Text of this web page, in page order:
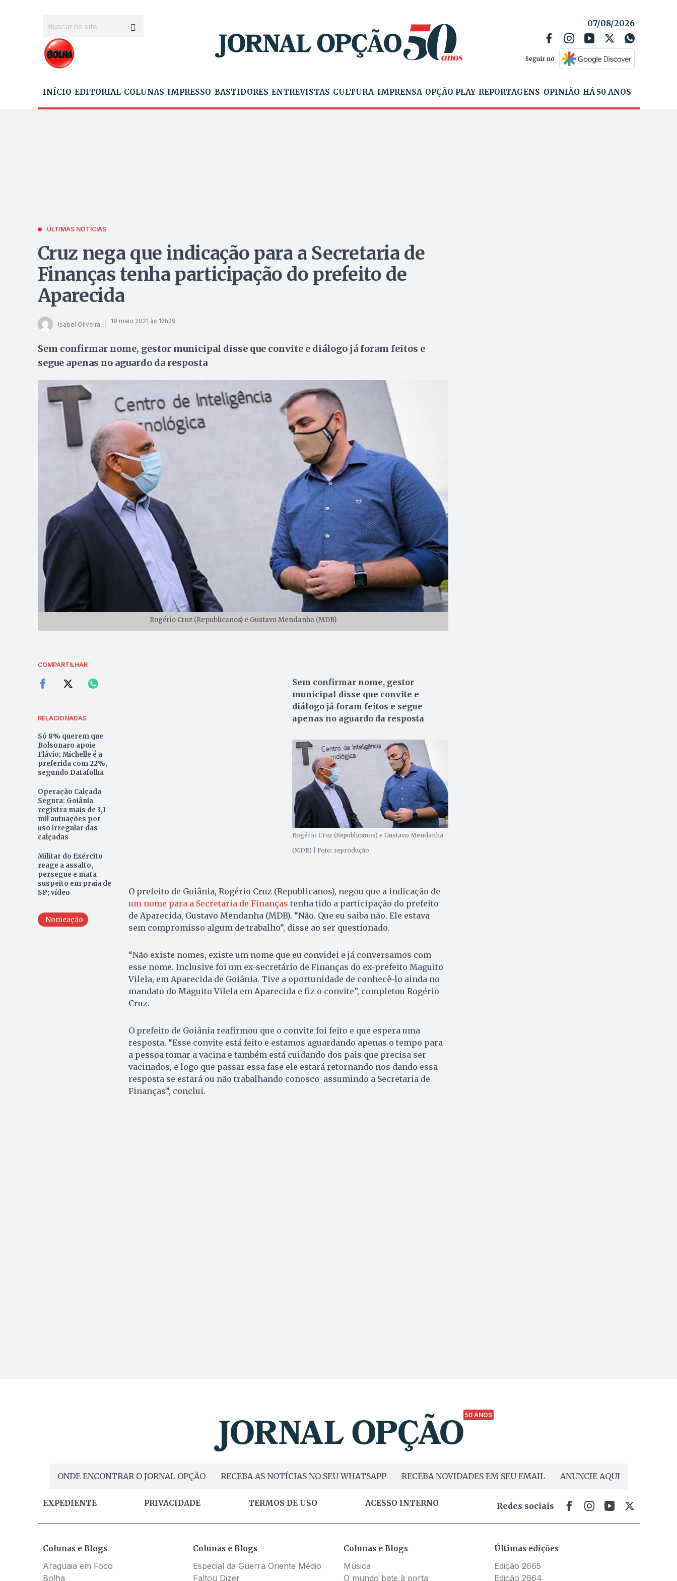
07/08/2026
Seguir no
INÍCIO EDITORIAL COLUNAS IMPRESSO BASTIDORES ENTREVISTAS CULTURA IMPRENSA OPÇÃO PLAY REPORTAGENS OPINIÃO HÁ 50 ANOS
ÚLTIMAS NOTÍCIAS
Cruz nega que indicação para a Secretaria de
Finanças tenha participação do prefeito de
Aparecida
Isabel Oliveira 19 maio 2021 às 12h29
Sem confirmar nome, gestor municipal disse que convite e diálogo já foram feitos e
segue apenas no aguardo da resposta
Rogério Cruz (Republicanos) e Gustavo Mendanha (MDB)
COMPARTILHAR
RELACIONADAS
Só 8% querem que
Bolsonaro apoie
Flávio; Michelle é a
preferida com 22%,
segundo Datafolha
Operação Calçada
Segura: Goiânia
registra mais de 3,1
mil autuações por
uso irregular das
calçadas
Militar do Exército
reage a assalto,
persegue e mata
suspeito em praia de
SP; vídeo
Nomeação
Sem confirmar nome, gestor
municipal disse que convite e
diálogo já foram feitos e segue
apenas no aguardo da resposta
Rogério Cruz (Republicanos) e Gustavo Mendanha
(MDB) | Foto: reprodução
O prefeito de Goiânia, Rogério Cruz (Republicanos), negou que a indicação de
um nome para a Secretaria de Finanças tenha tido a participação do prefeito
de Aparecida, Gustavo Mendanha (MDB). “Não. Que eu saiba não. Ele estava
sem compromisso algum de trabalho”, disse ao ser questionado.
“Não existe nomes, existe um nome que eu convidei e já conversamos com
esse nome. Inclusive foi um ex-secretário de Finanças do ex-prefeito Maguito
Vilela, em Aparecida de Goiânia. Tive a oportunidade de conhecê-lo ainda no
mandato do Maguito Vilela em Aparecida e fiz o convite”, completou Rogério
Cruz.
O prefeito de Goiânia reafirmou que o convite foi feito e que espera uma
resposta. “Esse convite está feito e estamos aguardando apenas o tempo para
a pessoa tomar a vacina e também está cuidando dos pais que precisa ser
vacinados, e logo que passar essa fase ele estará retornando nos dando essa
resposta se estará ou não trabalhando conosco assumindo a Secretaria de
Finanças”, conclui.
50 ANOS
ONDE ENCONTRAR O JORNAL OPÇÃO RECEBA AS NOTÍCIAS NO SEU WHATSAPP RECEBA NOVIDADES EM SEU EMAIL ANUNCIE AQUI
EXPEDIENTE PRIVACIDADE TERMOS DE USO ACESSO INTERNO Redes sociais
Colunas e Blogs
Araguaia em Foco
Bolha
Colunas e Blogs
Especial da Guerra Oriente Médio
Faltou Dizer
Colunas e Blogs
Música
O mundo bate à porta
Últimas edições
Edição 2665
Edição 2664